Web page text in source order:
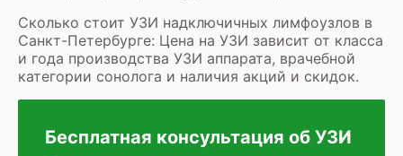
Сколько стоит УЗИ надключичных лимфоузлов в
Санкт-Петербурге: Цена на УЗИ зависит от класса
и года производства УЗИ аппарата, врачебной
категории сонолога и наличия акций и скидок.
Бесплатная консультация об УЗИ